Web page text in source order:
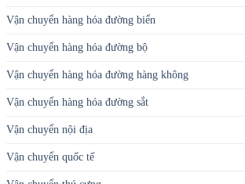
Vận chuyển hàng hóa đường biển
Vận chuyển hàng hóa đường bộ
Vận chuyển hàng hóa đường hàng không
Vận chuyển hàng hóa đường sắt
Vận chuyển nội địa
Vận chuyển quốc tế